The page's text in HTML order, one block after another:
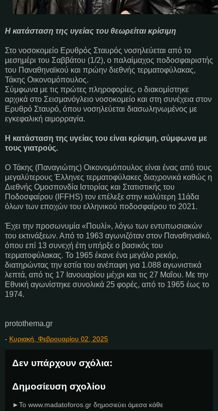
Η κατάσταση της υγείας του θεωρείται κρίσιμη
Στο νοσοκομείο Ερυθρός Σταυρός νοσηλεύεται από το
μεσημέρι του Σαββάτου (1/2), ο παλαίμαχος ποδοσφαιριστής
του Παναθηναϊκού και πρώην διεθνής τερματοφύλακας,
Τάκης Οικονομόπουλος.
Σύμφωνα με τις πρώτες πληροφορίες, ο διακομίστηκε
αρχικά στο Σεισμανόγλειο νοσοκομείο και στη συνέχεια στον
Ερυθρό Σταυρό, όπου νοσηλεύεται διασωληνωμένος με
εγκεφαλική αιμορραγία.
Η κατάσταση της υγείας του είναι κρίσιμη, σύμφωνα με
τους γιατρούς.
Ο Τάκης (Παναγιώτης) Οικονομόπουλος είναι ένας από τους
μεγαλύτερους Έλληνες τερματοφύλακες διαχρονικά καθώς η
Διεθνής Ομοσπονδία Ιστορίας και Στατιστικής του
Ποδοσφαίρου (IFFHS) τον επέλεξε στην καλύτερη 11άδα
όλων των εποχών του ελληνικού ποδοσφαίρου το 2021.
Έχει την προσωνυμία «Πουλί», λόγω των εντυπωσιακών
του εκτινάξεων. Από το 1963 αγωνιζόταν στον Παναθηναϊκό,
όπου επί 13 συνεχή έτη υπήρξε ο βασικός του
τερματοφύλακας. Το 1965 έκανε ένα μεγάλο ρεκόρ,
διατηρώντας την εστία του ανέπαφη για 1.088 αγωνιστικά
λεπτά, από τις 17 Ιανουαρίου μέχρι και τις 27 Μαΐου. Με την
Εθνική αγωνίστηκε συνολικά 25 φορές, από το 1965 έως το
1974.
protothema.gr
- Κυριακή, Φεβρουαρίου 02, 2025
Δεν υπάρχουν σχόλια:
Δημοσίευση σχολίου
►Το www.madatoforos.gr δημοσιεύει άμεσα κάθε